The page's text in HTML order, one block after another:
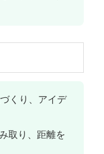
くり、アイデ
取り、距離を